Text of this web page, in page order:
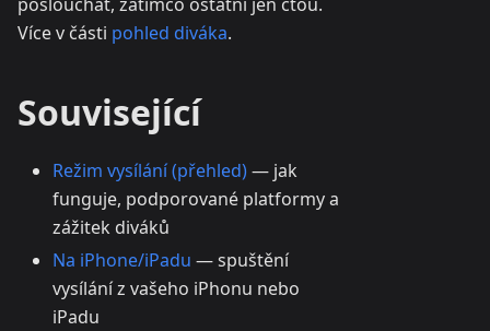
Více v části pohled diváka.
Související
Režim vysílání (přehled)— jak
funguje, podporované platformy a
zážitek diváků
Na iPhone/iPadu — spuštění
vysílání z vašeho iPhonu nebo
iPadu